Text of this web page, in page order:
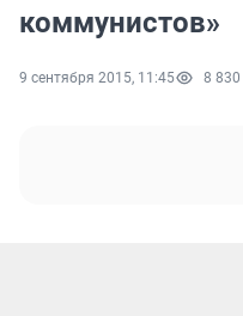
коммунистов»
9 сентября 2015, 11:45 8 830